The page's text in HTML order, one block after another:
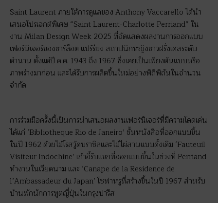
Saint Laurent ภายใต้การดูแลของ Anthony Vaccarello ได้นำ
เสนอโปรเจกต์พิเศษ “Saint Laurent-Charlotte Perriand” ใน
งาน Milan Design Week 2025 ที่จัดแสดงผลงานการออกแบบ
เฟอร์นิเจอร์ของชาร์ล็อต แปร์รียง สถาปนิกหญิงชาวฝรั่งเศสระดับ
ตำนาน ตั้งแต่ปี ค.ศ. 1943 ถึง 1967 ซึ่งเคยเป็นเพียงต้นแบบหรือ
ภาพร่างมาก่อน และได้รับการผลิตขึ้นใหม่อย่างพิถีพิถันในจำนวน
จำกัด
การร่วมมือครั้งนี้เป็นการนำเสนอผลงานเฟอร์นิเจอร์ที่มีความโดดเด่น
ได้แก่ ‘Bibliotheque Rio de Janeiro’ ชั้นหนังสือที่ออกแบบขึ้น
ในปี 1962 ด้วยไม้โรสวู้ดบราซิลและไม้ไผ่สานแบบดั้งเดิม ‘Fauteuil
Visiteur lndochine’ เก้าอี้รับแขกที่ออกแบบขึ้นในช่วงที่ Perriand
ทำงานในเวียดนาม และ ‘Canape de la Residence de
l’Ambassadeur du Japan’ โซฟาหรูที่สร้างขึ้นในปี 1967 สำหรับ
บ้านพักนักการทูตญี่ปุ่นในกรุงปารีส